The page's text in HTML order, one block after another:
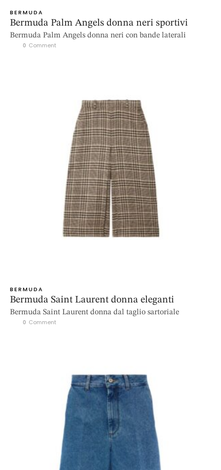
BERMUDA
Bermuda Palm Angels donna neri sportivi
Bermuda Palm Angels donna neri con bande laterali
0 Comment
BERMUDA
Bermuda Saint Laurent donna eleganti
Bermuda Saint Laurent donna dal taglio sartoriale
0 Comment